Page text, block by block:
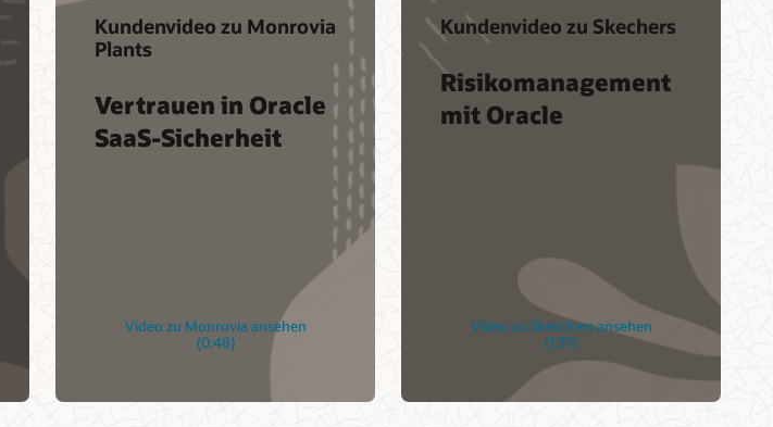
Kundenvideo zu Monrovia
Plants
Vertrauen in Oracle
SaaS-Sicherheit
Video zu Monrovia ansehen
(0:48)
Kundenvideo zu Skechers
Risikomanagement
mit Oracle
Video zu Sketchers ansehen
(1:37)